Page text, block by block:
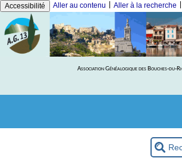
Accessibilité Aller au contenu Aller à la recherche
Association Généalogique des Bouches-du-